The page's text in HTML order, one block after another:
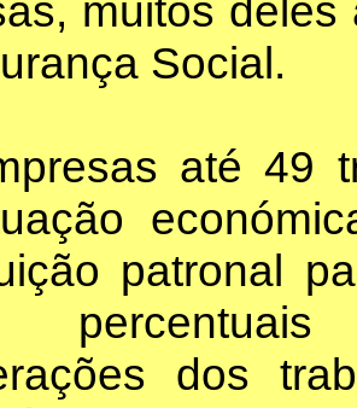
muitos
Social.
até 49
patronal
dos